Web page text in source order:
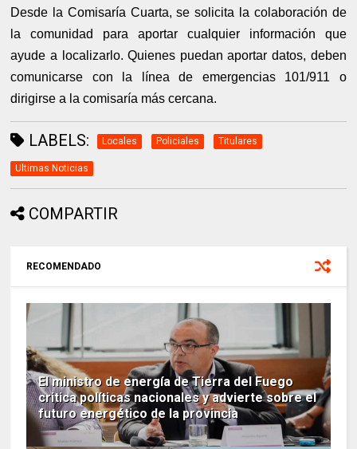
Desde la Comisaría Cuarta, se solicita la colaboración de
la comunidad para aportar cualquier información que
ayude a localizarlo. Quienes puedan aportar datos, deben
comunicarse con la línea de emergencias 101/911 o
dirigirse a la comisaría más cercana.
LABELS: Locales Policiales Titulares
Ultimas Noticias
COMPARTIR
RECOMENDADO
El ministro de energía de Tierra del Fuego
critica políticas nacionales y advierte sobre el
futuro energético de la provincia